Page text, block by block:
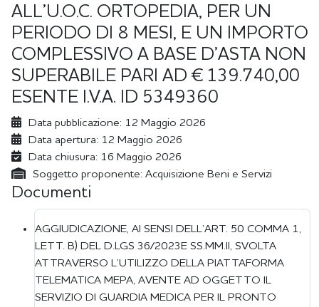
ALL’U.O.C. ORTOPEDIA, PER UN
PERIODO DI 8 MESI, E UN IMPORTO
COMPLESSIVO A BASE D’ASTA NON
SUPERABILE PARI AD € 139.740,00
ESENTE I.V.A. ID 5349360
Data pubblicazione: 12 Maggio 2026
Data apertura: 12 Maggio 2026
Data chiusura: 16 Maggio 2026
Soggetto proponente: Acquisizione Beni e Servizi
Documenti
AGGIUDICAZIONE, AI SENSI DELL’ART. 50 COMMA 1,
LETT. B) DEL D.LGS 36/2023E SS.MM.II, SVOLTA
ATTRAVERSO L’UTILIZZO DELLA PIATTAFORMA
TELEMATICA MEPA, AVENTE AD OGGETTO IL
SERVIZIO DI GUARDIA MEDICA PER IL PRONTO